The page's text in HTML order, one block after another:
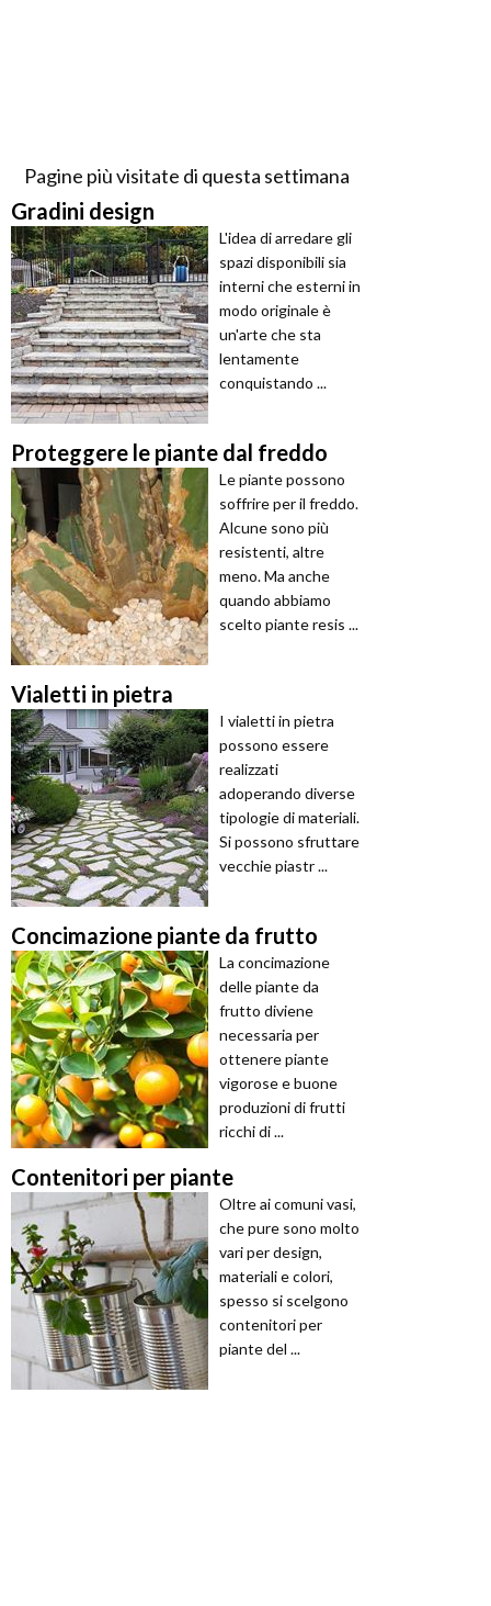
Pagine più visitate di questa settimana
Gradini design
L'idea di arredare gli
spazi disponibili sia
interni che esterni in
modo originale è
un'arte che sta
lentamente
conquistando ...
Proteggere le piante dal freddo
Le piante possono
soffrire per il freddo.
Alcune sono più
resistenti, altre
meno. Ma anche
quando abbiamo
scelto piante resis ...
Vialetti in pietra
I vialetti in pietra
possono essere
realizzati
adoperando diverse
tipologie di materiali.
Si possono sfruttare
vecchie piastr ...
Concimazione piante da frutto
La concimazione
delle piante da
frutto diviene
necessaria per
ottenere piante
vigorose e buone
produzioni di frutti
ricchi di ...
Contenitori per piante
Oltre ai comuni vasi,
che pure sono molto
vari per design,
materiali e colori,
spesso si scelgono
contenitori per
piante del ...